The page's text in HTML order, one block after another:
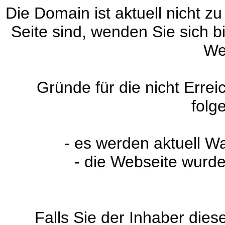
Die Domain ist aktuell nicht
Seite sind, wenden Sie sich
Gründe für die nicht
- es werden aktuell
- die Webseite
Falls Sie der Inhaber